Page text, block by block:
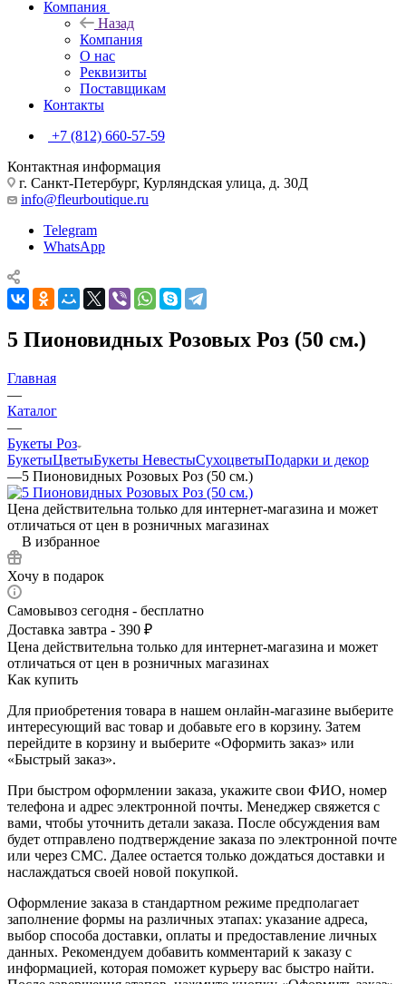
Компания
Назад
Компания
О нас
Реквизиты
Поставщикам
Контакты
+7 (812) 660-57-59
Контактная информация
г. Санкт-Петербург, Курляндская улица, д. 30Д
info@fleurboutique.ru
Telegram
WhatsApp
5 Пионовидных Розовых Роз (50 см.)
Главная
—
Каталог
—
Букеты Роз
БукетыЦветыБукеты НевестыСухоцветыПодарки и декор
—5 Пионовидных Розовых Роз (50 см.)
Цена действительна только для интернет-магазина и может
отличаться от цен в розничных магазинах
В избранное
Хочу в подарок
Самовывоз сегодня - бесплатно
Доставка завтра - 390 ₽
Цена действительна только для интернет-магазина и может
отличаться от цен в розничных магазинах
Как купить
Для приобретения товара в нашем онлайн-магазине выберите
интересующий вас товар и добавьте его в корзину. Затем
перейдите в корзину и выберите «Оформить заказ» или
«Быстрый заказ».
При быстром оформлении заказа, укажите свои ФИО, номер
телефона и адрес электронной почты. Менеджер свяжется с
вами, чтобы уточнить детали заказа. После обсуждения вам
будет отправлено подтверждение заказа по электронной почте
или через СМС. Далее остается только дождаться доставки и
наслаждаться своей новой покупкой.
Оформление заказа в стандартном режиме предполагает
заполнение формы на различных этапах: указание адреса,
выбор способа доставки, оплаты и предоставление личных
данных. Рекомендуем добавить комментарий к заказу с
информацией, которая поможет курьеру вас быстро найти.